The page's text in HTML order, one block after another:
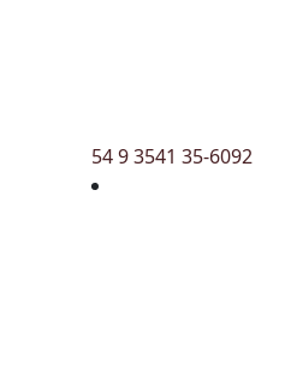
54 9 3541 35-6092